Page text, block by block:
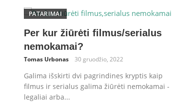
PATARIMAI
Per kur žiūrėti filmus/serialus
nemokamai?
Tomas Urbonas 30 gruodžio, 2022
Galima išskirti dvi pagrindines kryptis kaip
filmus ir serialus galima žiūrėti nemokamai -
legaliai arba...